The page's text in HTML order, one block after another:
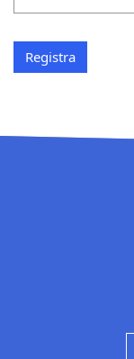
Registra